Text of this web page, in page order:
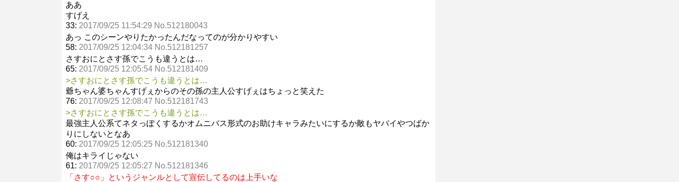
ああ
すげえ
33: 2017/09/25 11:54:29 No.512180043
あっ このシーンやりたかったんだなってのが分かりやすい
58: 2017/09/25 12:04:34 No.512181257
さすおにとさす孫でこうも違うとは…
65: 2017/09/25 12:05:54 No.512181409
>さすおにとさす孫でこうも違うとは…
爺ちゃん婆ちゃんすげぇからのその孫の主人公すげぇはちょっと笑えた
76: 2017/09/25 12:08:47 No.512181743
>さすおにとさす孫でこうも違うとは…
最強主人公系てネタっぽくするかオムニバス形式のお助けキャラみたいにするか敵もヤバイやつばか
りにしないとなあ
60: 2017/09/25 12:05:25 No.512181340
俺はキライじゃない
61: 2017/09/25 12:05:27 No.512181346
「さす○○」というジャンルとして宣伝してるのは上手いな